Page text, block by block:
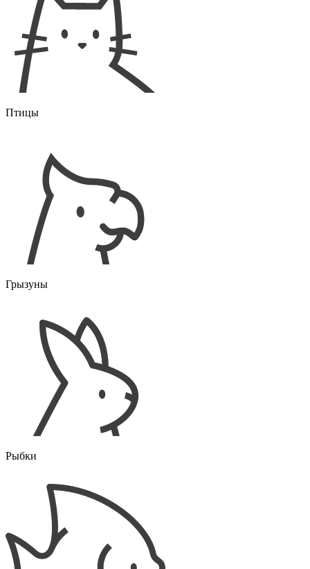
Птицы
Грызуны
Рыбки